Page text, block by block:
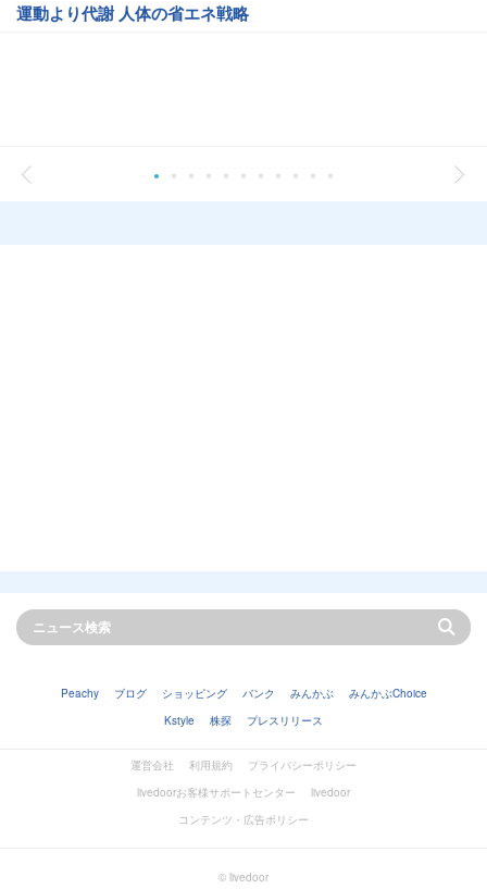
運動より代謝 人体の省エネ戦略
Peachy ブログ ショッピング バンク みんかぶ
みんかぶChoice
Kstyle
株探 プレスリリース
運営会社 利用規約
プライバシーポリシー
livedoorお客様サポートセンター
livedoor
コンテンツ・広告ポリシー
© livedoor